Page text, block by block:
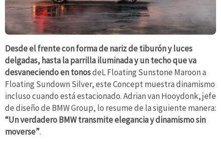
Desde el frente con forma de nariz de tiburón y luces
delgadas, hasta la parrilla iluminada y un techo que va
desvaneciendo en tonosdeL Floating Sunstone Maroon a
Floating Sundown Silver, este Concept muestra dinamismo
incluso cuando está estacionado. Adrian van Hooydonk, jefe
de diseño de BMW Group, lo resume de la siguiente manera:
“Un verdadero BMW transmite elegancia y dinamismo sin
moverse”.